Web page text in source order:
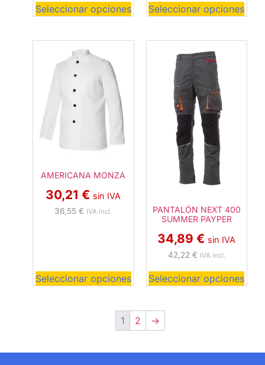
Seleccionar opciones Seleccionar opciones
AMERICANA MONZA
30,21€ sin IVA
36,55€ IVA incl.
Seleccionar opciones
PANTALÓN NEXT 400
SUMMER PAYPER
34,89€ sin IVA
42,22 € IVA incl.
Seleccionar opciones
1 2 →